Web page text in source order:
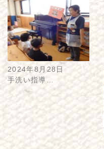
2024年8月28日
手洗い指導…